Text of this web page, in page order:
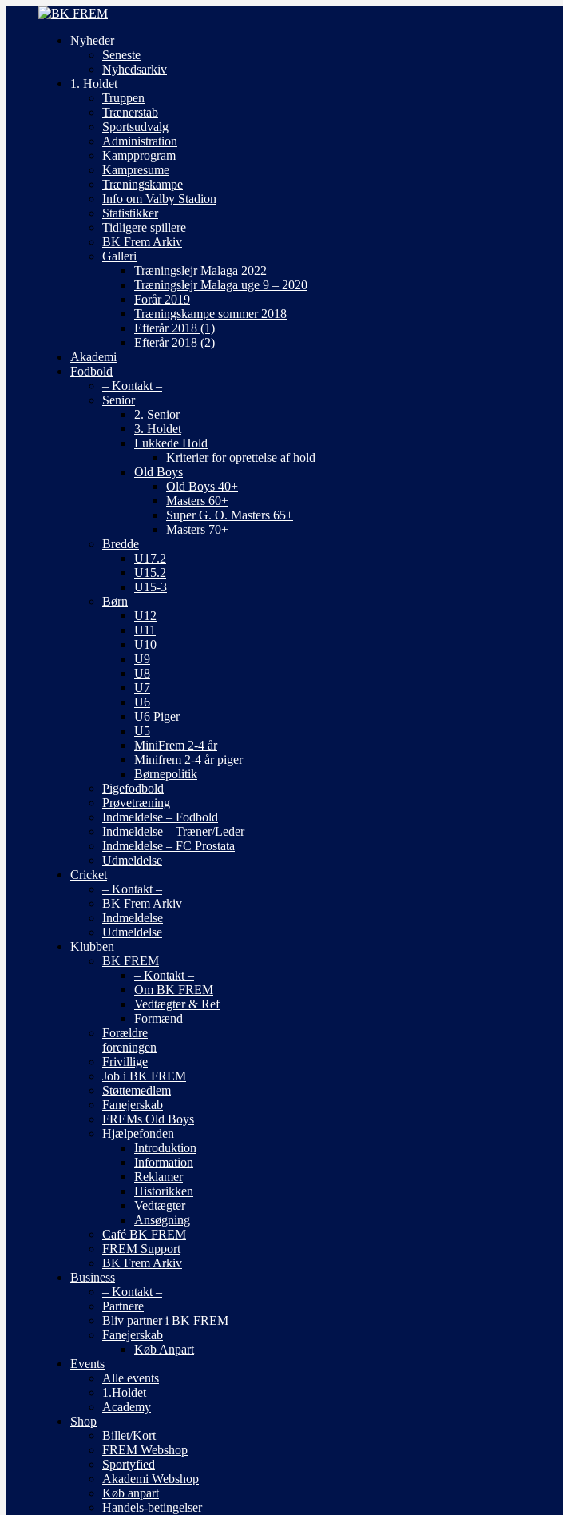
Nyheder
Seneste
Nyhedsarkiv
1. Holdet
Truppen
Trænerstab
Sportsudvalg
Administration
Kampprogram
Kampresume
Træningskampe
Info om Valby Stadion
Statistikker
Tidligere spillere
BK Frem Arkiv
Galleri
Træningslejr Malaga 2022
Træningslejr Malaga uge 9 – 2020
Forår 2019
Træningskampe sommer 2018
Efterår 2018 (1)
Efterår 2018 (2)
Akademi
Fodbold
– Kontakt –
Senior
2. Senior
3. Holdet
Lukkede Hold
Kriterier for oprettelse af hold
Old Boys
Old Boys 40+
Masters 60+
Super G. O. Masters 65+
Masters 70+
Bredde
U17.2
U15.2
U15-3
Børn
U12
U11
U10
U9
U8
U7
U6
U6 Piger
U5
MiniFrem 2-4 år
Minifrem 2-4 år piger
Børnepolitik
Pigefodbold
Prøvetræning
Indmeldelse – Fodbold
Indmeldelse – Træner/Leder
Indmeldelse – FC Prostata
Udmeldelse
Cricket
– Kontakt –
BK Frem Arkiv
Indmeldelse
Udmeldelse
Klubben
BK FREM
– Kontakt –
Om BK FREM
Vedtægter & Ref
Formænd
Forældre
foreningen
Frivillige
Job i BK FREM
Støttemedlem
Fanejerskab
FREMs Old Boys
Hjælpefonden
Introduktion
Information
Reklamer
Historikken
Vedtægter
Ansøgning
Café BK FREM
FREM Support
BK Frem Arkiv
Business
– Kontakt –
Partnere
Bliv partner i BK FREM
Fanejerskab
Køb Anpart
Events
Alle events
1.Holdet
Academy
Shop
Billet/Kort
FREM Webshop
Sportyfied
Akademi Webshop
Køb anpart
Handels-betingelser